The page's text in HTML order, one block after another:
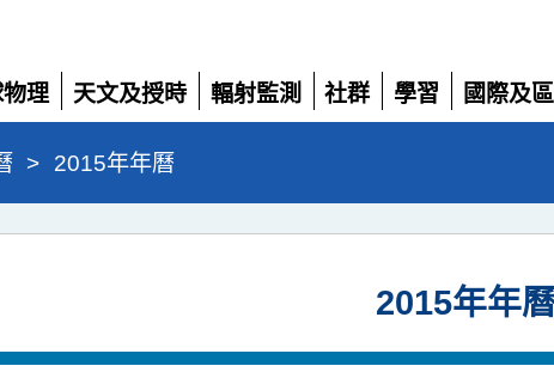
理
天文及授時
展
開
輻射監測
展
社群
展
學習
展
國際及
展
> 2015年年曆
2015年年